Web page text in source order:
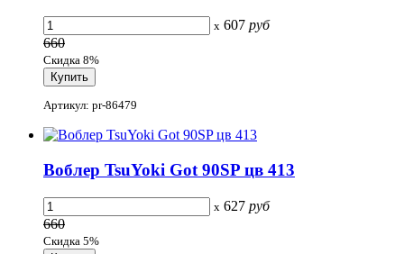
x 607 руб
660
Скидка 8%
Артикул: pr-86479
Воблер TsuYoki Got 90SP цв 413
x 627 руб
660
Скидка 5%